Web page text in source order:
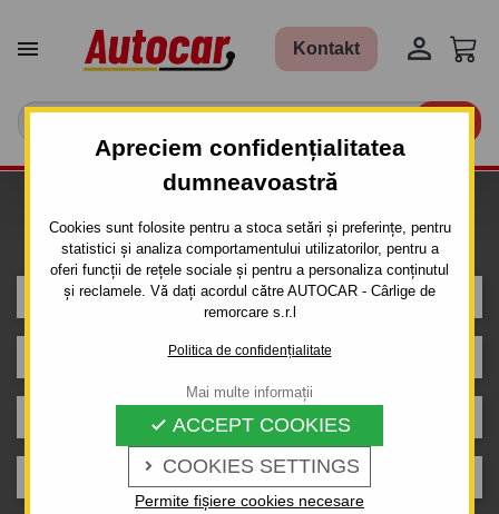
Apreciem confidențialitatea
dumneavoastră
Cookies sunt folosite pentru a stoca setări și preferințe, pentru
statistici și analiza comportamentului utilizatorilor, pentru a
oferi funcții de rețele sociale și pentru a personaliza conținutul
și reclamele. Vă dați acordul către AUTOCAR - Cârlige de
remorcare s.r.l
Politica de confidențialitate
 COOKIES SETTINGS
 ACCEPT COOKIES
Permite fișiere cookies necesare
Mai multe informații
 Kontakt 
mașina
MITSUBISHI